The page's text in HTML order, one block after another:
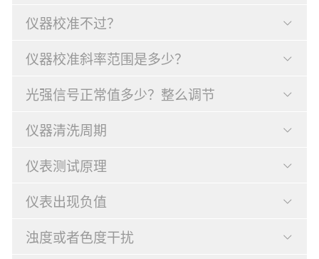
仪器校准不过？
仪器校准斜率范围是多少？
光强信号正常值多少？整么调节
仪器清洗周期
仪表测试原理
仪表出现负值
浊度或者色度干扰